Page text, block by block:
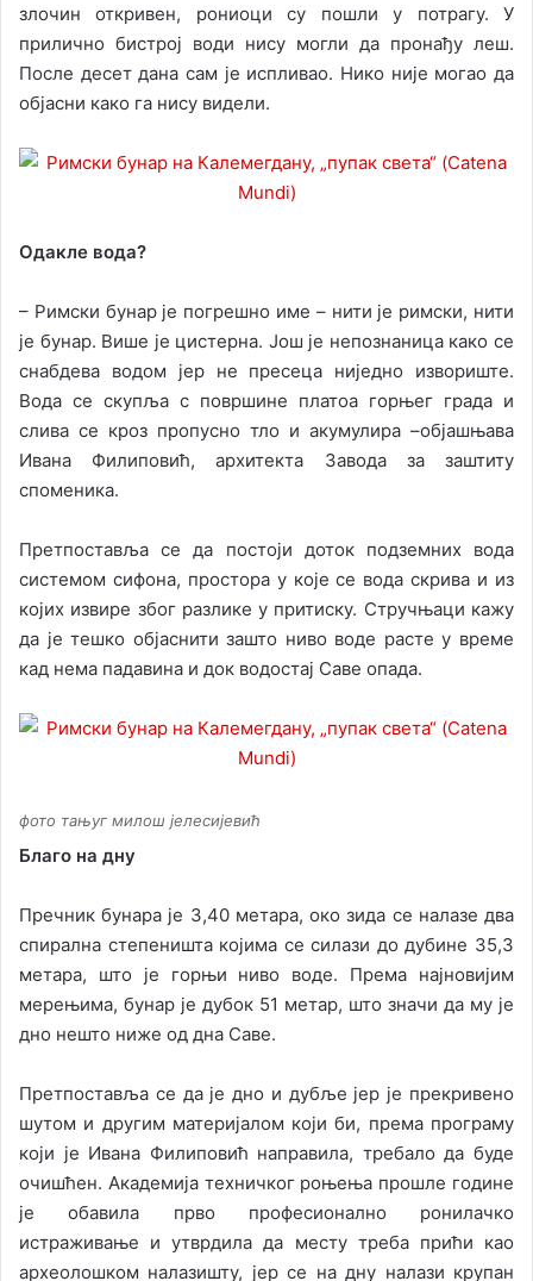
злочин откривен, рониоци су пошли у потрагу. У
прилично бистрој води нису могли да пронађу леш.
После десет дана сам је испливао. Нико није могао да
објасни како га нису видели.
Одакле вода?
– Римски бунар је погрешно име – нити је римски, нити
је бунар. Више је цистерна. Још је непознаница како се
снабдева водом јер не пресеца ниједно извориште.
Вода се скупља с површине платоа горњег града и
слива се кроз пропусно тло и акумулира –објашњава
Ивана Филиповић, архитекта Завода за заштиту
споменика.
Претпоставља се да постоји доток подземних вода
системом сифона, простора у које се вода скрива и из
којих извире због разлике у притиску. Стручњаци кажу
да је тешко објаснити зашто ниво воде расте у време
кад нема падавина и док водостај Саве опада.
фото тањуг милош јелесијевић
Благо на дну
Пречник бунара је 3,40 метара, око зида се налазе два
спирална степеништа којима се силази до дубине 35,3
метара, што је горњи ниво воде. Према најновијим
мерењима, бунар је дубок 51 метар, што значи да му је
дно нешто ниже од дна Саве.
Претпоставља се да је дно и дубље јер је прекривено
шутом и другим материјалом који би, према програму
који је Ивана Филиповић направила, требало да буде
очишћен. Академија техничког роњења прошле године
је обавила прво професионално ронилачко
истраживање и утврдила да месту треба прићи као
археолошком налазишту, јер се на дну налази крупан